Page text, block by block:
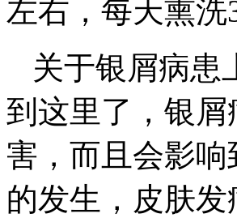
左右，每天熏
关于银屑病患
到这里了，银
害，而且会影
的发生，皮肤